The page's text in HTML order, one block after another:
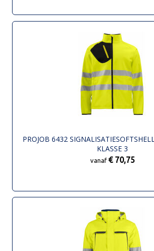
PROJOB 6432
KLASSE 3
vanaf € 70,75